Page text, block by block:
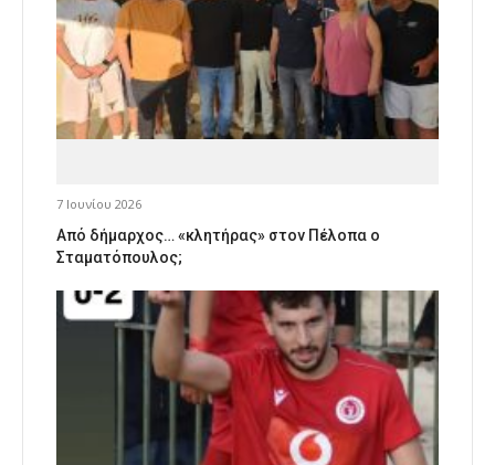
7 Ιουνίου 2026
Από δήμαρχος… «κλητήρας» στον Πέλοπα ο
Σταματόπουλος;